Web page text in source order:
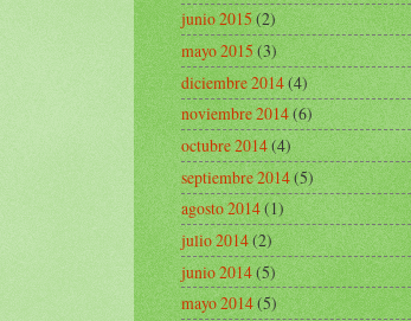
junio 2015(2)
mayo 2015(3)
diciembre 2014(4)
noviembre 2014(6)
octubre 2014(4)
septiembre 2014(5)
agosto 2014(1)
julio 2014(2)
junio 2014(5)
mayo 2014(5)